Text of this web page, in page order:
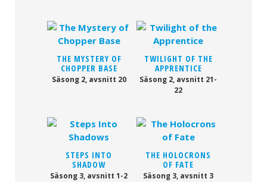
THE MYSTERY OF
CHOPPER BASE
Säsong 2, avsnitt 20
TWILIGHT OF THE
APPRENTICE
Säsong 2, avsnitt 21-
22
STEPS INTO
SHADOW
Säsong 3, avsnitt 1-2
THE HOLOCRONS
OF FATE
Säsong 3, avsnitt 3